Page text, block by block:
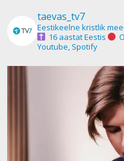
taevas_tv7
Eestikeelne kristlik
16 aastat Eestis
Youtube, Spotify